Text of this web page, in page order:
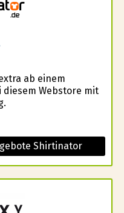
ab einem
Webstore mit
Shirtinator